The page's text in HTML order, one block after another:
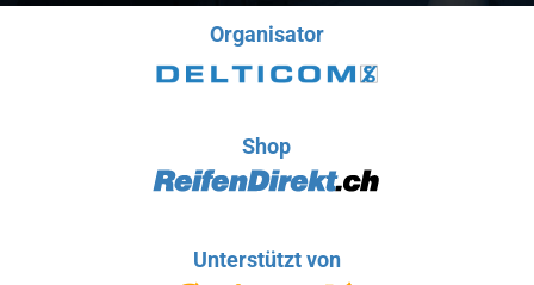
Organisator
Shop
Unterstützt von